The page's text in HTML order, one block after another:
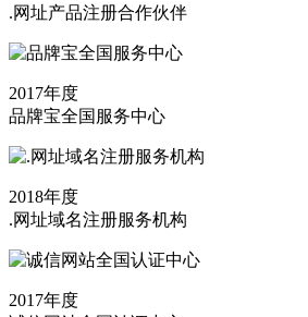
.网址产品注册合作伙伴
2017年度
品牌宝全国服务中心
2018年度
.网址域名注册服务机构
2017年度